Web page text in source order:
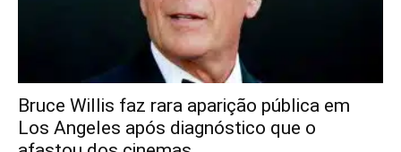
Bruce Willis faz rara aparição pública em
Los Angeles após diagnóstico que o